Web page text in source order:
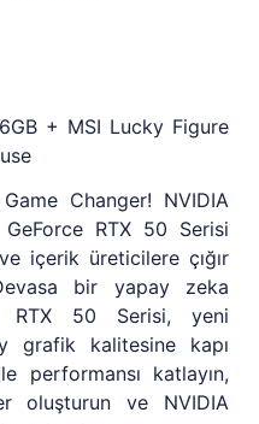
+ MSI Lucky Figure
Changer! NVIDIA
RTX 50 Serisi
içerik üreticilere çığır
bir yapay zeka
RTX 50 Serisi, yeni
grafik kalitesine kapı
performansı katlayın,
oluşturun ve NVIDIA